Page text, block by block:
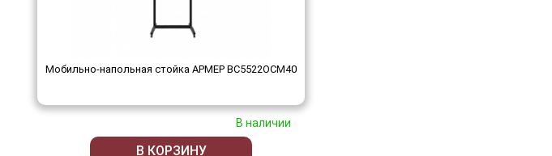
Мобильно-напольная стойка АРМЕР ВС5522ОСМ40
В наличии
В КОРЗИНУ